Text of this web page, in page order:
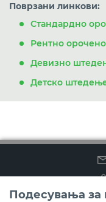
Поврзани линкови:
Стандардно
Рентно
Девизно
Детско
Подесувања за